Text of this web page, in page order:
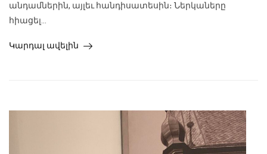
անդամներին, այլեւ հանդիսատեսին։ Ներկաները
հիացել...
Կարդալ ավելին